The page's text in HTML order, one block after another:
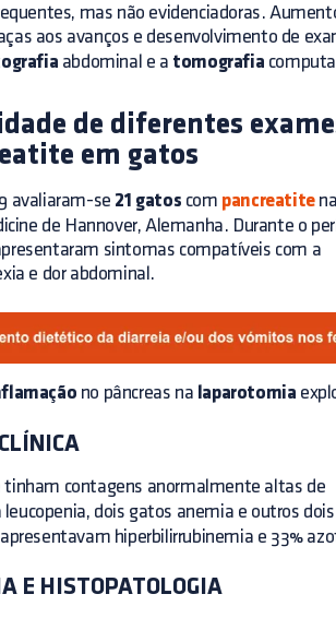
mas não evidenciadoras.
aos avanços e desenvolvimento de
abdominal e a tomografia
de diferentes
em gatos
avaliaram-se 21 gatos com pancreatitena
de Hannover, Alemanha. Durante o
sintomas compatíveis com a
e dor abdominal.
no pâncreas na laparotomia
contagens anormalmente altas de
dois gatos anemia e outros dois
hiperbilirrubinemia e 33%
E HISTOPATOLOGIA